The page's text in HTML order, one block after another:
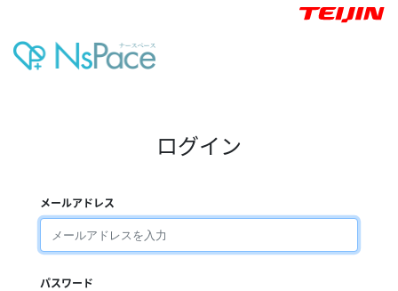
ログイン
メールアドレス
パスワード